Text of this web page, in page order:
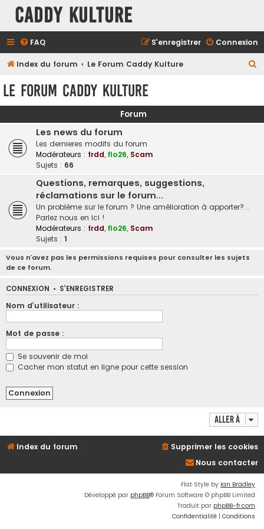
Caddy Kulture
FAQ Connexion
S’enregistrer
Index du forum Le Forum Caddy Kulture
e
Le Forum Caddy Kulture
Forum
Les news du forum
Les dernieres modifs du forum
Modérateurs : frdd, flo26, Scam
Sujets : 66
Questions, remarques, suggestions,
réclamations sur le forum...
Un problème sur le forum ? Une amélioration à apporter?...
Parlez nous en ici !
Modérateurs : frdd, flo26, Scam
Sujets : 1
Vous n’avez pas les permissions requises pour consulter les sujets
de ce forum.
CONNEXION • S’ENREGISTRER
Nom d’utilisateur :
Mot de passe :
Se souvenir de moi
Cacher mon statut en ligne pour cette session
Aller à
Index du forum
Supprimer les cookies
Nous contacter
Flat Style by Ian Bradley
Développé par phpBB® Forum Software © phpBB Limited
Traduit par phpBB-fr.com
Confidentialité | Conditions